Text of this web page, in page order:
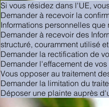
Si vous résidez dans l'UE,
Demander à recevoir la
Informations personnelles
Demander à recevoir des
structuré, couramment utilisé
Demander la rectification de
Demander l'effacement de
Vous opposer au traitement
Demander la limitation du
Déposer une plainte auprès